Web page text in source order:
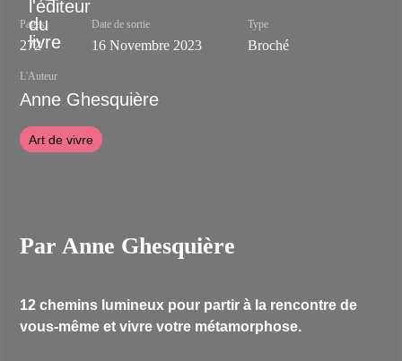
Pages
272
Date de sortie
16 Novembre 2023
Type
Broché
L'Auteur
Anne Ghesquière
Art de vivre
Par Anne Ghesquière
12 chemins lumineux pour partir à la rencontre de
vous-même et vivre votre métamorphose.